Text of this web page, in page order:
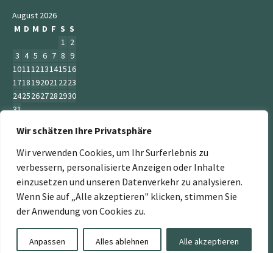
Wir schätzen Ihre Privatsphäre
Wir verwenden Cookies, um Ihr Surferlebnis zu
verbessern, personalisierte Anzeigen oder Inhalte
einzusetzen und unseren Datenverkehr zu analysieren.
Wenn Sie auf „Alle akzeptieren" klicken, stimmen Sie
der Anwendung von Cookies zu.
Anpassen Alles ablehnen Alle akzeptieren
August 2026
M D M D F S S
1 2
3 4 5 6 7 8 9
10111213141516
17181920212223
24252627282930
31
« Juni
„Der Service Gärtner“ ist ein Teil der Jumbogras &
Energiepflanzen GmbH. Weitere Mitglieder sind:
www.energiepflanzen.com,www.jumbograshecke.com,
www.Jumbogras-Tier.Shop